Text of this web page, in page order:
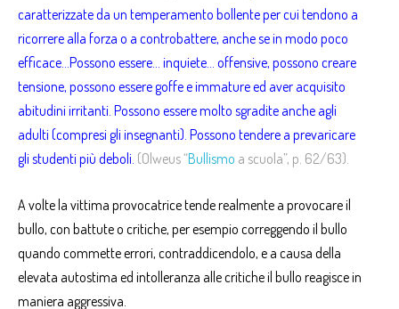
caratterizzate da un temperamento bollente per cui tendono a
ricorrere alla forza o a controbattere, anche se in modo poco
efficace…Possono essere… inquiete… offensive, possono creare
tensione, possono essere goffe e immature ed aver acquisito
abitudini irritanti. Possono essere molto sgradite anche agli
adulti (compresi gli insegnanti). Possono tendere a prevaricare
gli studenti più deboli. (Olweus “Bullismo a scuola”, p. 62/63).
A volte la vittima provocatrice tende realmente a provocare il
bullo, con battute o critiche, per esempio correggendo il bullo
quando commette errori, contraddicendolo, e a causa della
elevata autostima ed intolleranza alle critiche il bullo reagisce in
maniera aggressiva.